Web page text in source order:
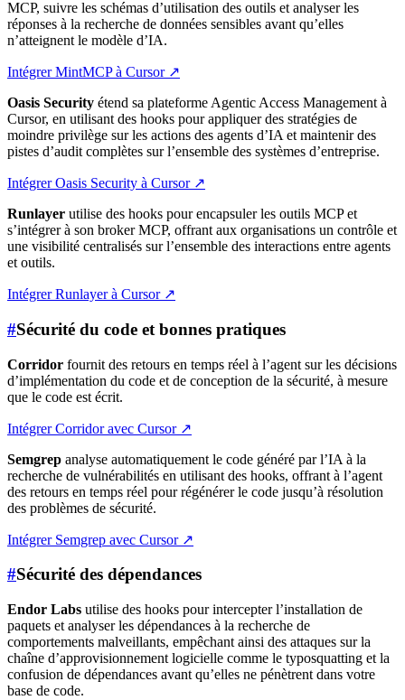
MCP, suivre les schémas d’utilisation des outils et analyser les
réponses à la recherche de données sensibles avant qu’elles
n’atteignent le modèle d’IA.
Intégrer MintMCP à Cursor ↗
Oasis Security étend sa plateforme Agentic Access Management à
Cursor, en utilisant des hooks pour appliquer des stratégies de
moindre privilège sur les actions des agents d’IA et maintenir des
pistes d’audit complètes sur l’ensemble des systèmes d’entreprise.
Intégrer Oasis Security à Cursor ↗
Runlayer utilise des hooks pour encapsuler les outils MCP et
s’intégrer à son broker MCP, offrant aux organisations un contrôle et
une visibilité centralisés sur l’ensemble des interactions entre agents
et outils.
Intégrer Runlayer à Cursor ↗
#Sécurité du code et bonnes pratiques
Corridor fournit des retours en temps réel à l’agent sur les décisions
d’implémentation du code et de conception de la sécurité, à mesure
que le code est écrit.
Intégrer Corridor avec Cursor ↗
Semgrep analyse automatiquement le code généré par l’IA à la
recherche de vulnérabilités en utilisant des hooks, offrant à l’agent
des retours en temps réel pour régénérer le code jusqu’à résolution
des problèmes de sécurité.
Intégrer Semgrep avec Cursor ↗
#Sécurité des dépendances
Endor Labs utilise des hooks pour intercepter l’installation de
paquets et analyser les dépendances à la recherche de
comportements malveillants, empêchant ainsi des attaques sur la
chaîne d’approvisionnement logicielle comme le typosquatting et la
confusion de dépendances avant qu’elles ne pénètrent dans votre
base de code.